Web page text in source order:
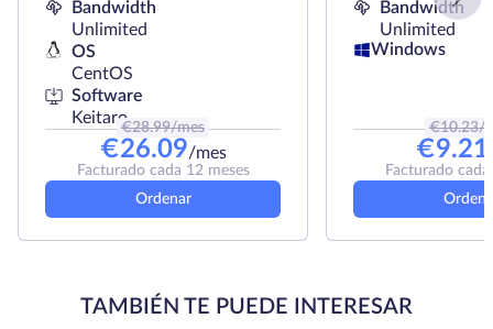
Bandwidth
Unlimited
OS
CentOS
Software
Keitaro
€28.99/mes
€26.09/mes
Facturado cada 12 meses
Ordenar
Bandwidth
Unlimited
Windows
€10.23/
€9.21
Facturado
TAMBIÉN TE PUEDE INTERESAR